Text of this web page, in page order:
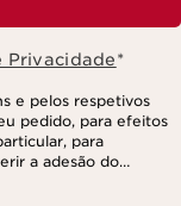
Privacidade*
e pelos respetivos
pedido, para efeitos
para
a adesão do
para criar o seu